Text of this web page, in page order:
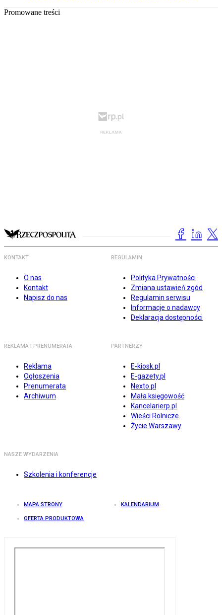
Promowane treści
KONTAKT
O nas
Kontakt
Napisz do nas
REGULAMIN
Polityka Prywatności
Zmiana ustawień zgód
Regulamin serwisu
Informacje o nadawcy
Deklaracja dostępności
REKLAMA I PRENUMERATA
Reklama
Ogłoszenia
Prenumerata
Archiwum
PARTNERZY
E-kiosk.pl
E-gazety.pl
Nexto.pl
Mała księgowość
Kancelarierp.pl
Wieści Rolnicze
Życie Warszawy
NASZE WYDARZENIA
Szkolenia i konferencje
MAPA STRONY KALENDARIUM
OFERTA PRODUKTOWA